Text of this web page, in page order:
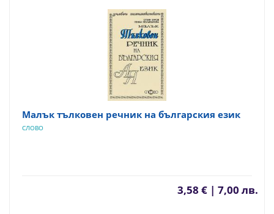
Малък тълковен речник на българския език
СЛОВО
3,58 € | 7,00 лв.